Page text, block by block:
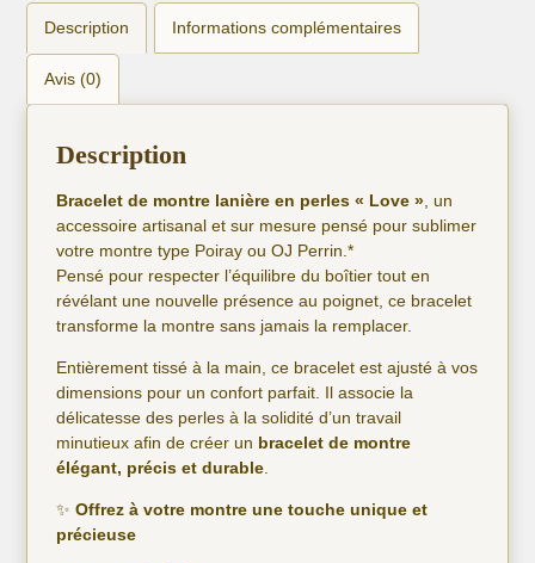
Description Informations complémentaires
Avis (0)
Description
Bracelet de montre lanière en perles « Love » , un
accessoire artisanal et sur mesure pensé pour sublimer
votre montre type Poiray ou OJ Perrin.*
Pensé pour respecter l’équilibre du boîtier tout en
révélant une nouvelle présence au poignet, ce bracelet
transforme la montre sans jamais la remplacer.
Entièrement tissé à la main, ce bracelet est ajusté à vos
dimensions pour un confort parfait. Il associe la
délicatesse des perles à la solidité d’un travail
minutieux afin de créer un bracelet de montre
élégant, précis et durable
✨Offrez à votre montre une touche unique et
précieuse